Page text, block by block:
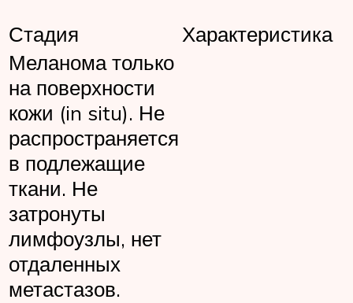
Стадия
Характеристика
Меланома только
на поверхности
кожи (in situ). Не
распространяется
в подлежащие
ткани. Не
затронуты
лимфоузлы, нет
отдаленных
метастазов.